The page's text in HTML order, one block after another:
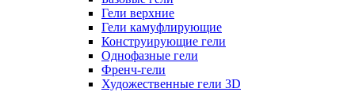
Гели верхние
Гели камуфлирующие
Конструирующие гели
Однофазные гели
Френч-гели
Художественные гели 3D